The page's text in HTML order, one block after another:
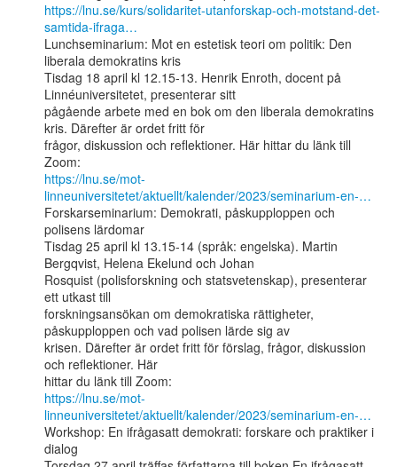
https://lnu.se/kurs/solidaritet-utanforskap-och-motstand-det-
samtida-ifraga…
Lunchseminarium: Mot en estetisk teori om politik: Den
liberala demokratins kris
Tisdag 18 april kl 12.15-13. Henrik Enroth, docent på
Linnéuniversitetet, presenterar sitt
pågående arbete med en bok om den liberala demokratins
kris. Därefter är ordet fritt för
frågor, diskussion och reflektioner. Här hittar du länk till
https://lnu.se/mot-
linneuniversitetet/aktuellt/kalender/2023/seminarium-en-…
Forskarseminarium: Demokrati, påskupploppen och
polisens lärdomar
Tisdag 25 april kl 13.15-14 (språk: engelska). Martin
Bergqvist, Helena Ekelund och Johan
Rosquist (polisforskning och statsvetenskap), presenterar
ett utkast till
forskningsansökan om demokratiska rättigheter,
påskupploppen och vad polisen lärde sig av
krisen. Därefter är ordet fritt för förslag, frågor, diskussion
och reflektioner. Här
https://lnu.se/mot-
linneuniversitetet/aktuellt/kalender/2023/seminarium-en-…
Workshop: En ifrågasatt demokrati: forskare och praktiker i
dialog